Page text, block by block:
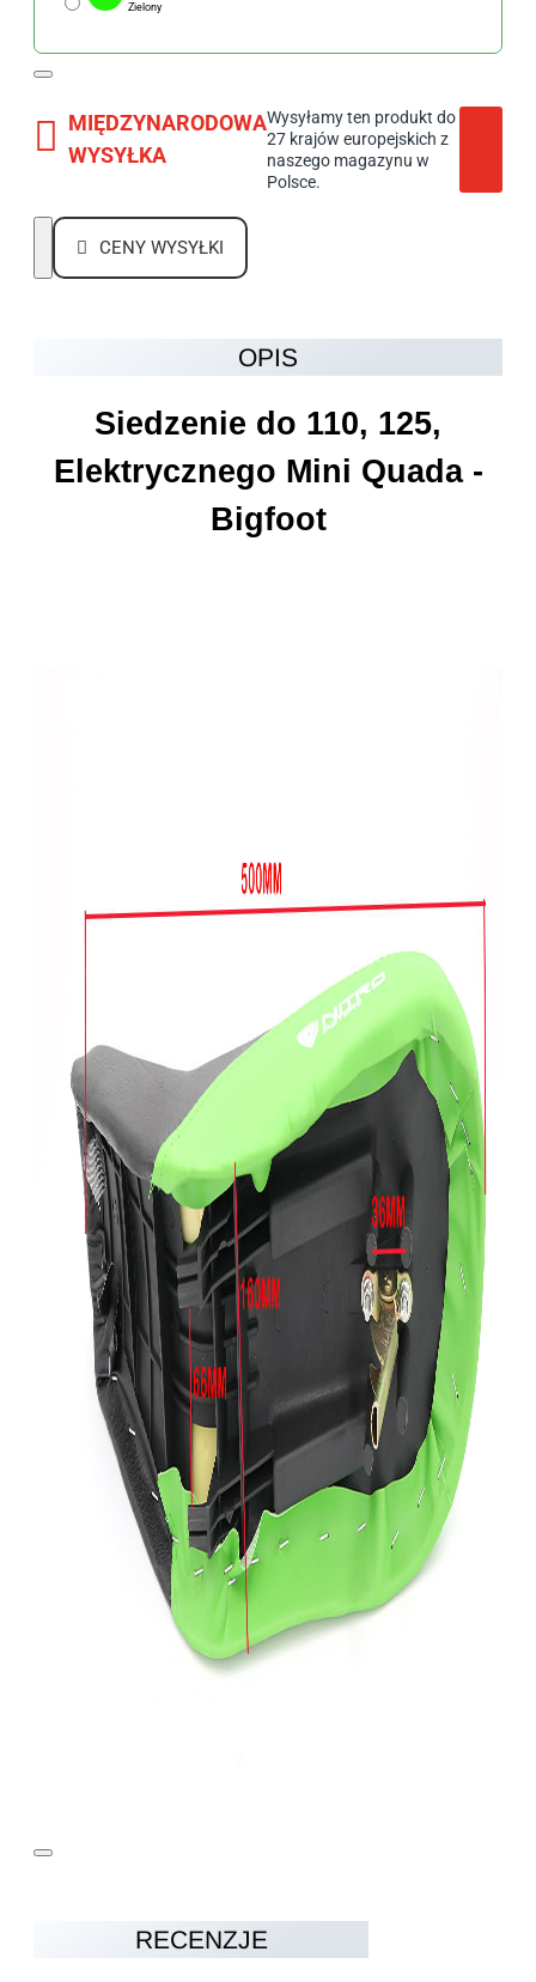
Zielony
MIĘDZYNARODOWA
WYSYŁKA
Wysyłamy ten produkt do
27 krajów europejskich z
naszego magazynu w
Polsce.
CENY WYSYŁKI
OPIS
Siedzenie do 110, 125,
Elektrycznego Mini Quada-
Bigfoot
RECENZJE